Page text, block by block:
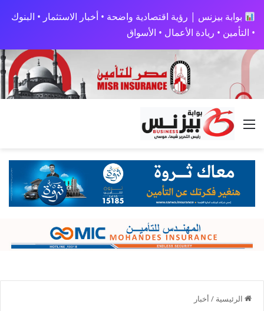
بوابة بيزنس | رؤية اقتصادية واضحة • أخبار الاستثمار • البنوك
• التأمين • ريادة الأعمال • الأسواق
القائمة
الرئيسية / أخبار